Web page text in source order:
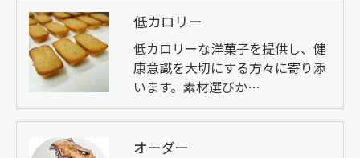
低カロリー
低カロリーな洋菓子を提供し、健
康意識を大切にする方々に寄り添
います。素材選びか…
オーダー